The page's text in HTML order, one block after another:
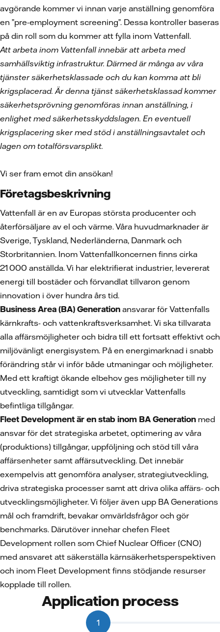
avgörande kommer vi innan varje anställning genomföra
en ”pre-employment screening”. Dessa kontroller baseras
på din roll som du kommer att fylla inom Vattenfall.
Att arbeta inom Vattenfall innebär att arbeta med
samhällsviktig infrastruktur. Därmed är många av våra
tjänster säkerhetsklassade och du kan komma att bli
krigsplacerad. Är denna tjänst säkerhetsklassad kommer
säkerhetsprövning genomföras innan anställning, i
enlighet med säkerhetsskyddslagen. En eventuell
krigsplacering sker med stöd i anställningsavtalet och
lagen om totalförsvarsplikt.
Vi ser fram emot din ansökan!
Företagsbeskrivning
Vattenfall är en av Europas största producenter och
återförsäljare av el och värme. Våra huvudmarknader är
Sverige, Tyskland, Nederländerna, Danmark och
Storbritannien. Inom Vattenfallkoncernen finns cirka
21 000 anställda. Vi har elektrifierat industrier, levererat
energi till bostäder och förvandlat tillvaron genom
innovation i över hundra års tid.
Business Area (BA) Generation ansvarar för Vattenfalls
kärnkrafts- och vattenkraftsverksamhet. Vi ska tillvarata
alla affärsmöjligheter och bidra till ett fortsatt effektivt och
miljövänligt energisystem. På en energimarknad i snabb
förändring står vi inför både utmaningar och möjligheter.
Med ett kraftigt ökande elbehov ges möjligheter till ny
utveckling, samtidigt som vi utvecklar Vattenfalls
befintliga tillgångar.
Fleet Development är en stab inom BA Generation med
ansvar för det strategiska arbetet, optimering av våra
(produktions) tillgångar, uppföljning och stöd till våra
affärsenheter samt affärsutveckling. Det innebär
exempelvis att genomföra analyser, strategiutveckling,
driva strategiska processer samt att driva olika affärs- och
utvecklingsmöjligheter. Vi följer även upp BA Generations
mål och framdrift, bevakar omvärldsfrågor och gör
benchmarks. Därutöver innehar chefen Fleet
Development rollen som Chief Nuclear Officer (CNO)
med ansvaret att säkerställa kärnsäkerhets­perspektiven
och inom Fleet Development finns stödjande resurser
kopplade till rollen.
Application process
1